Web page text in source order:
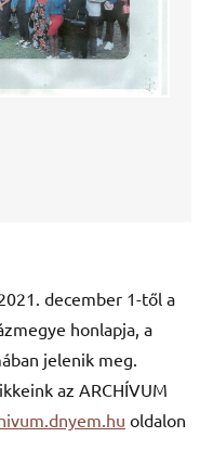
december 1-től a
honlapja, a
jelenik meg.
az ARCHÍVUM
oldalon